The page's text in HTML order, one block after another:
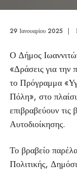
29 Ιανουαρίου 2025 |
Ο Δήμος
«Δράσεις για την
το Πρόγραμμα
Πόλη», στο
επιβραβεύουν τις
Αυτοδιοίκησης.
Το βραβείο
Πολιτικής,